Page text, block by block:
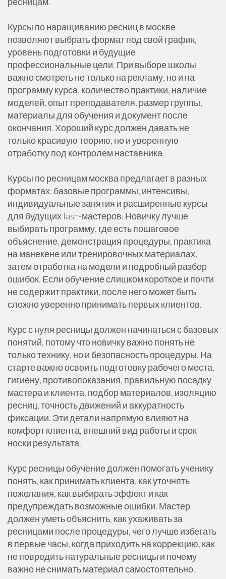
Курсы по наращиванию ресниц в москве
позволяют выбрать формат под свой график,
уровень подготовки и будущие
профессиональные цели. При выборе школы
важно смотреть не только на рекламу, но и на
программу курса, количество практики, наличие
моделей, опыт преподавателя, размер группы,
материалы для обучения и документ после
окончания. Хороший курс должен давать не
только красивую теорию, но и уверенную
отработку под контролем наставника.
Курсы по ресницам москва предлагает в разных
форматах: базовые программы, интенсивы,
индивидуальные занятия и расширенные курсы
для будущих lash-мастеров. Новичку лучше
выбирать программу, где есть пошаговое
объяснение, демонстрация процедуры, практика
на манекене или тренировочных материалах,
затем отработка на модели и подробный разбор
ошибок. Если обучение слишком короткое и почти
не содержит практики, после него может быть
сложно уверенно принимать первых клиентов.
Курс с нуля ресницы должен начинаться с базовых
понятий, потому что новичку важно понять не
только технику, но и безопасность процедуры. На
старте важно освоить подготовку рабочего места,
гигиену, противопоказания, правильную посадку
мастера и клиента, подбор материалов, изоляцию
ресниц, точность движений и аккуратность
фиксации. Эти детали напрямую влияют на
комфорт клиента, внешний вид работы и срок
носки результата.
Курс ресницы обучение должен помогать ученику
понять, как принимать клиента, как уточнять
пожелания, как выбирать эффект и как
предупреждать возможные ошибки. Мастер
должен уметь объяснить, как ухаживать за
ресницами после процедуры, чего лучше избегать
в первые часы, когда приходить на коррекцию, как
не повредить натуральные ресницы и почему
важно не снимать материал самостоятельно.